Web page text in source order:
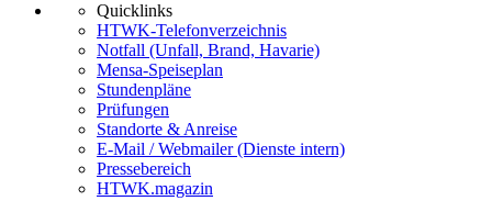
Quicklinks
HTWK-Telefonverzeichnis
Notfall (Unfall, Brand, Havarie)
Mensa-Speiseplan
Stundenpläne
Prüfungen
Standorte & Anreise
E-Mail / Webmailer (Dienste intern)
Pressebereich
HTWK.magazin